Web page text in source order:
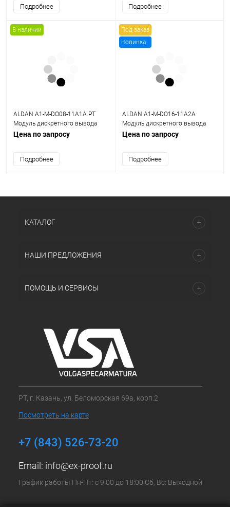
Подробнее Подробнее
В наличии
ALDAN A1-M-DO08-11A1A.PT
Модуль дискретного вывода
DO08D 8x=24В, 0,5А 8хDO
Цена по запросу
Подробнее
Под заказ
Новинка
ALDAN A1-M-DO16-11A2A
Модуль дискретного вывода
DO16D 16x=24В, 0,5А 16хDO
Цена по запросу
Подробнее
КАТАЛОГ
НАШИ ПРЕДЛОЖЕНИЯ
ПОМОЩЬ И СЕРВИСЫ
РТ, г. Казань, ул. Беломорская 69а, корп.2
Посмотреть на карте
+7 (843) 526-73-20
Email: info@ex-proof.ru
График работы Пн-Пт: с 9:00 до 18:00 Сб, Вс: Выходной